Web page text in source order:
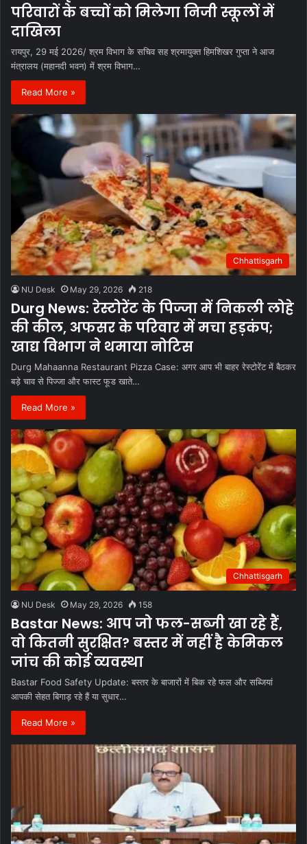
परिवारों के बच्चों को मिलेगा निजी स्कूलों में
दाखिला
रायपुर, 29 मई 2026/ श्रम विभाग के सचिव सह श्रमायुक्त हिमशिखर गुप्ता ने आज
मंत्रालय (महानदी भवन) में श्रम विभाग…
Read More »
Chhattisgarh
NU Desk May 29, 2026 218
Durg News: रेस्टोरेंट के पिज्जा में निकली लोहे
की कील, अफसर के परिवार में मचा हड़कंप;
खाद्य विभाग ने थमाया नोटिस
Durg Mahaanna Restaurant Pizza Case: अगर आप भी बाहर रेस्टोरेंट में बैठकर
बड़े चाव से पिज्जा और फास्ट फूड खाते…
Read More »
Chhattisgarh
NU Desk May 29, 2026 158
Bastar News: आप जो फल-सब्जी खा रहे हैं,
वो कितनी सुरक्षित? बस्तर में नहीं है केमिकल
जांच की कोई व्यवस्था
Bastar Food Safety Update: बस्तर के बाजारों में बिक रहे फल और सब्जियां
आपकी सेहत बिगाड़ रहे हैं या सुधार…
Read More »